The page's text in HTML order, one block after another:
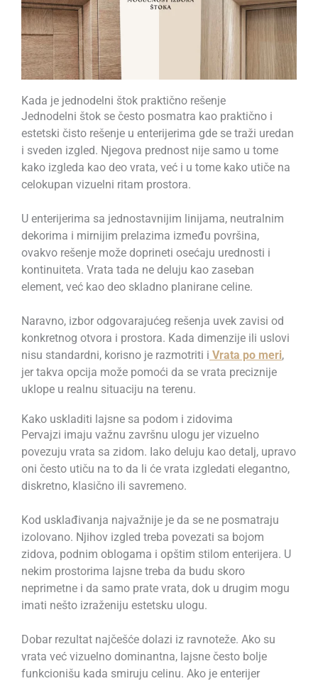
Kada je jednodelni štok praktično rešenje
Jednodelni štok se često posmatra kao praktično i
estetski čisto rešenje u enterijerima gde se traži uredan
i sveden izgled. Njegova prednost nije samo u tome
kako izgleda kao deo vrata, već i u tome kako utiče na
celokupan vizuelni ritam prostora.
U enterijerima sa jednostavnijim linijama, neutralnim
dekorima i mirnijim prelazima između površina,
ovakvo rešenje može doprineti osećaju urednosti i
kontinuiteta. Vrata tada ne deluju kao zaseban
element, već kao deo skladno planirane celine.
Naravno, izbor odgovarajućeg rešenja uvek zavisi od
konkretnog otvora i prostora. Kada dimenzije ili uslovi
nisu standardni, korisno je razmotriti i Vrata po meri,
jer takva opcija može pomoći da se vrata preciznije
uklope u realnu situaciju na terenu.
Kako uskladiti lajsne sa podom i zidovima
Pervajzi imaju važnu završnu ulogu jer vizuelno
povezuju vrata sa zidom. Iako deluju kao detalj, upravo
oni često utiču na to da li će vrata izgledati elegantno,
diskretno, klasično ili savremeno.
Kod usklađivanja najvažnije je da se ne posmatraju
izolovano. Njihov izgled treba povezati sa bojom
zidova, podnim oblogama i opštim stilom enterijera. U
nekim prostorima lajsne treba da budu skoro
neprimetne i da samo prate vrata, dok u drugim mogu
imati nešto izraženiju estetsku ulogu.
Dobar rezultat najčešće dolazi iz ravnoteže. Ako su
vrata već vizuelno dominantna, lajsne često bolje
funkcionišu kada smiruju celinu. Ako je enterijer